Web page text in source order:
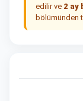
edilir ve 2 ay
bölümünden